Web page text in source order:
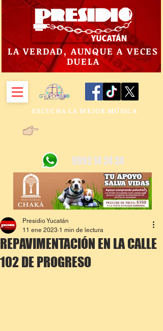
LA VERDAD, AUNQUE A VECES
DUELA
ESCUCHA LA MEJOR MÚSICA
9992 14 24 24
REPAVIMENTACIÓN EN LA CALLE
102 DE PROGRESO
Presidio Yucatán
11 ene 2023 1 min de lectura